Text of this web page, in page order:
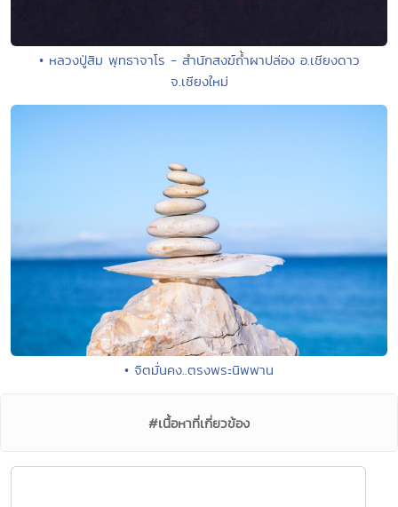
• หลวงปู่สิม พุทธาจาโร - สำนักสงฆ์ถ้ำผาปล่อง อ.เชียงดาว
จ.เชียงใหม่
• จิตมั่นคง..ตรงพระนิพพาน
#เนื้อหาที่เกี่ยวข้อง